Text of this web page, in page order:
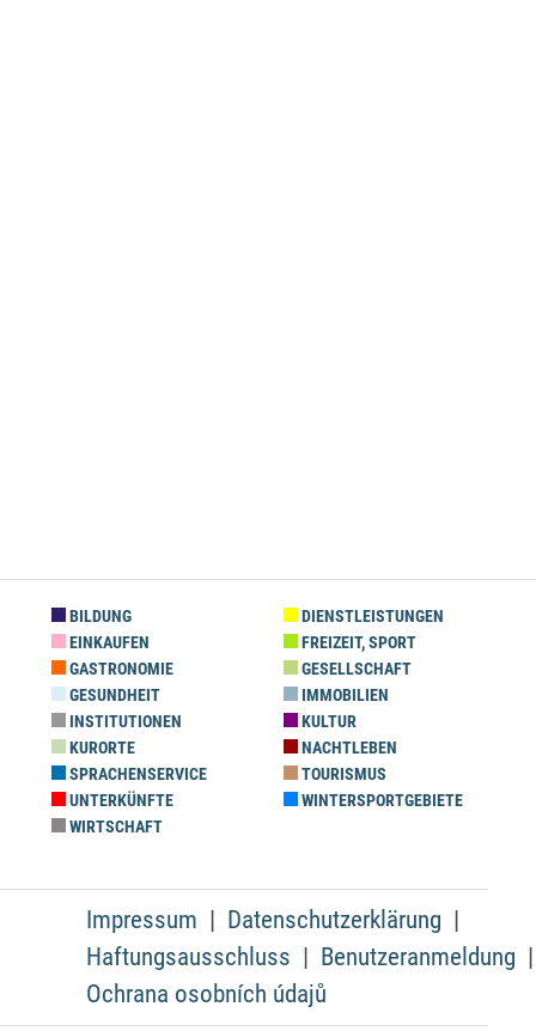
BILDUNG
DIENSTLEISTUNGEN
EINKAUFEN
FREIZEIT, SPORT
GASTRONOMIE
GESELLSCHAFT
GESUNDHEIT
IMMOBILIEN
INSTITUTIONEN
KULTUR
KURORTE
NACHTLEBEN
SPRACHENSERVICE
TOURISMUS
UNTERKÜNFTE
WINTERSPORTGEBIETE
WIRTSCHAFT
Impressum
Datenschutzerklärung
Haftungsausschluss
Benutzeranmeldung
Ochrana osobních údajů